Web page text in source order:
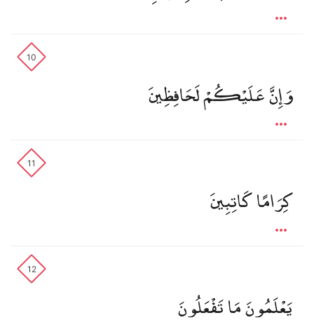
10
وَإِنَّ عَلَيْكُمْ لَحَافِظِينَ
11
كِرَامًا كَاتِبِينَ
12
يَعْلَمُونَ مَا تَفْعَلُونَ